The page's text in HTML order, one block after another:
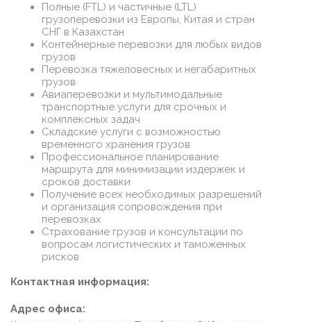
Полные (FTL) и частичные (LTL)
грузоперевозки из Европы, Китая и стран
СНГ в Казахстан
Контейнерные перевозки для любых видов
грузов
Перевозка тяжеловесных и негабаритных
грузов
Авиаперевозки и мультимодальные
транспортные услуги для срочных и
комплексных задач
Складские услуги с возможностью
временного хранения грузов
Профессиональное планирование
маршрута для минимизации издержек и
сроков доставки
Получение всех необходимых разрешений
и организация сопровождения при
перевозках
Страхование грузов и консультации по
вопросам логистических и таможенных
рисков
Контактная информация:
Адрес офиса: